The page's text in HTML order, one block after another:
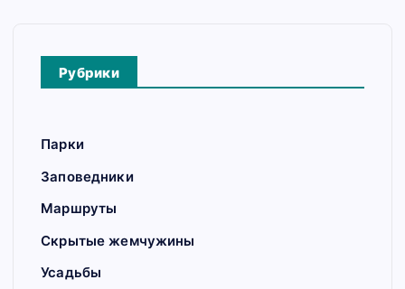
Рубрики
Парки
Заповедники
Маршруты
Скрытые жемчужины
Усадьбы